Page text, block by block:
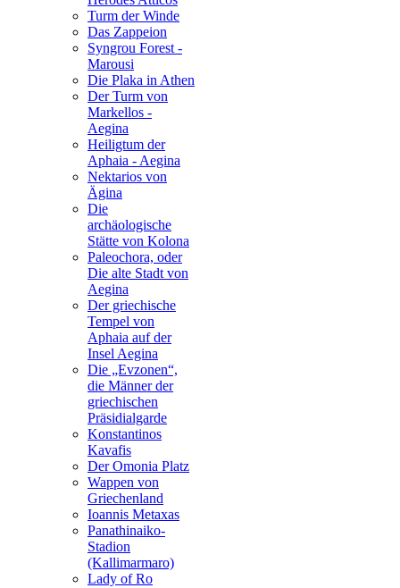
Turm der Winde
Das Zappeion
Syngrou Forest -
Marousi
Die Plaka in Athen
Der Turm von
Markellos -
Aegina
Heiligtum der
Aphaia - Aegina
Nektarios von
Ägina
Die
archäologische
Stätte von Kolona
Paleochora, oder
Die alte Stadt von
Aegina
Der griechische
Tempel von
Aphaia auf der
Insel Aegina
Die „Evzonen“,
die Männer der
griechischen
Präsidialgarde
Konstantinos
Kavafis
Der Omonia Platz
Wappen von
Griechenland
Ioannis Metaxas
Panathinaiko-
Stadion
(Kallimarmaro)
Lady of Ro